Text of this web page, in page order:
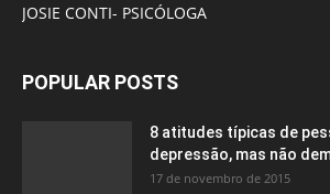
JOSIE CONTI- PSICÓLOGA
POPULAR POSTS
8 atitudes típicas de
depressão, mas não
17 de novembro de 2015